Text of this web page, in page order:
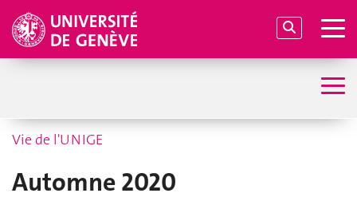
Vie de l'UNIGE
Automne 2020